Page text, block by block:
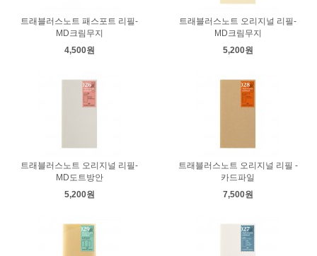
트래블러스노트 패스포트 리필-
MD크림무지
4,500원
트래블러스노트 오리지널 리필-
MD크림무지
5,200원
트래블러스노트 오리지널 리필-
MD도트방안
5,200원
트래블러스노트 오리지널 리필 -
카드파일
7,500원